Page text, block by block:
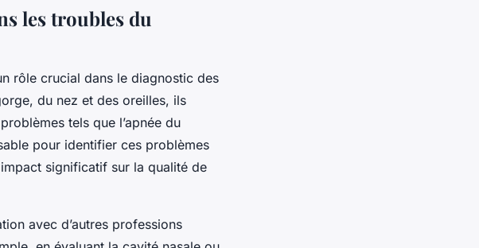
les troubles du
rôle crucial dans le diagnostic des
du nez et des oreilles, ils
tels que l’apnée du
pour identifier ces problèmes
significatif sur la qualité de
avec d’autres professions